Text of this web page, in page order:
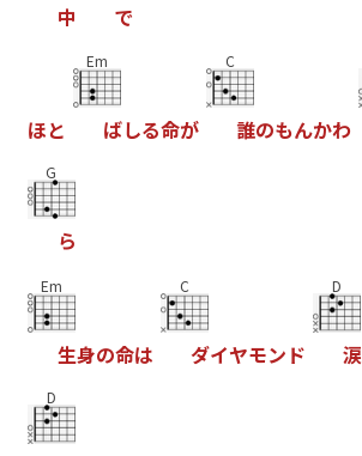
中 で
ほと
Em
ばしる命が
C
誰のもんかわ
G
ら
Em
生身の命は
C
ダイヤモン ド
D
涙
D